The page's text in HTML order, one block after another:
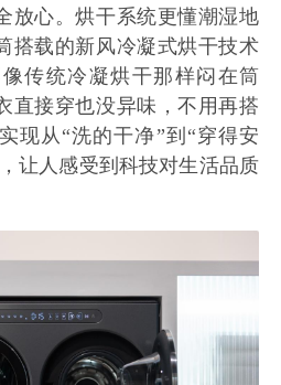
放心。烘干系统更懂潮湿地
搭载的新风冷凝式烘干技术
传统冷凝烘干那样闷在筒
直接穿也没异味，不用再搭
现从“洗的干净”到“穿得安
让人感受到科技对生活品质